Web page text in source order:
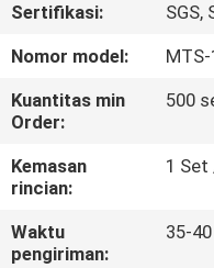
TUR
PABRIK
KONTROL
KUALITAS
SITEMAP
Sertifikasi:
SGS,
Nomor model:
Kuantitas min
Order:
500
Kemasan
rincian:
1 Set
Waktu
pengiriman:
35-